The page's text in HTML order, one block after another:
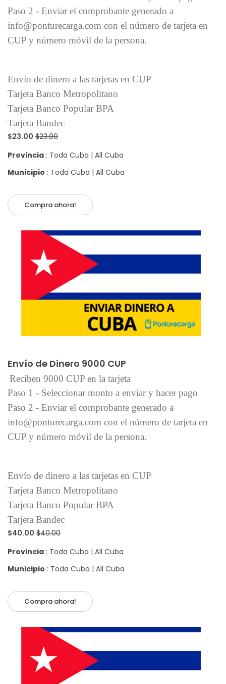
Paso 2 - Enviar el comprobante generado a
info@ponturecarga.com con el número de tarjeta en
CUP y número móvil de la persona.
Envío de dinero a las tarjetas en CUP
Tarjeta Banco Metropolitano
Tarjeta Banco Popular BPA
Tarjeta Bandec
$23.00 $23.00
Provincia : Toda Cuba | All Cuba
Municipio : Toda Cuba | All Cuba
Compra ahora!
Envío de Dinero 9000 CUP
Reciben 9000 CUP en la tarjeta
Paso 1 - Seleccionar monto a enviar y hacer pago
Paso 2 - Enviar el comprobante generado a
info@ponturecarga.com con el número de tarjeta en
CUP y número móvil de la persona.
Envío de dinero a las tarjetas en CUP
Tarjeta Banco Metropolitano
Tarjeta Banco Popular BPA
Tarjeta Bandec
$40.00 $40.00
Provincia : Toda Cuba | All Cuba
Municipio : Toda Cuba | All Cuba
Compra ahora!